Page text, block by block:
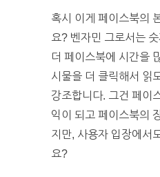
혹시 이게 페이스북의
요? 벤자민 그로서는
더 페이스북에 시간을
시물을 더 클릭해서 읽
강조합니다. 그건 페이
익이 되고 페이스북의
지만, 사용자 입장에서
요?